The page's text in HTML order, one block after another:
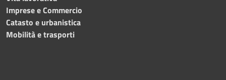
Imprese e Commercio
Catasto e urbanistica
Mobilità e trasporti